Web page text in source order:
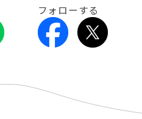
フォローする